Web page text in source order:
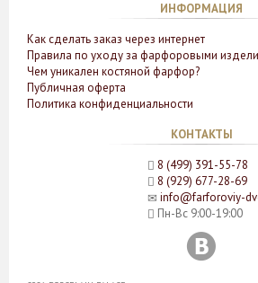
ИНФОРМАЦИЯ
Как сделать заказ через интернет
Правила по уходу за фарфоровыми
Чем уникален костяной фарфор?
Публичная оферта
Политика конфиденциальности
КОНТАКТЫ
8 (499) 391-55-78
8 (929) 677-28-69
info@farforoviy-
Пн-Вс 9:00-19:00